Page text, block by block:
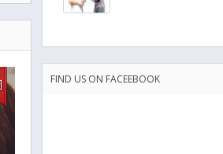
FIND US ON FACEEBOOK